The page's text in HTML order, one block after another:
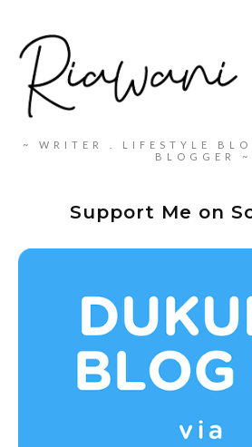
~ WRITER . LIFESTYLE
BLOGGER ~
Support Me on